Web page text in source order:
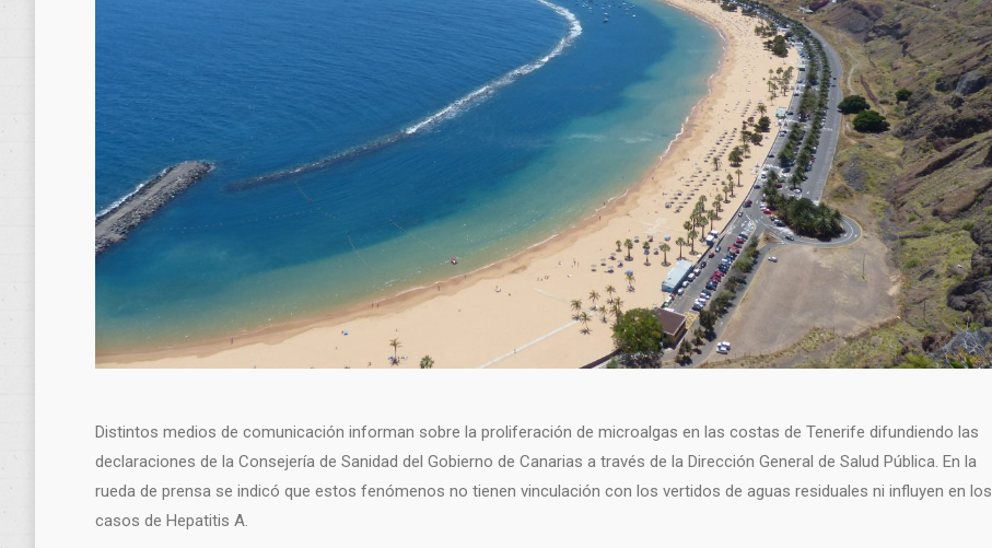
Distintos medios de comunicación informan sobre la proliferación de microalgas en las costas de Tenerife difundiendo las
declaraciones de la Consejería de Sanidad del Gobierno de Canarias a través de la Dirección General de Salud Pública. En la
rueda de prensa se indicó que estos fenómenos no tienen vinculación con los vertidos de aguas residuales ni influyen en los
casos de Hepatitis A.